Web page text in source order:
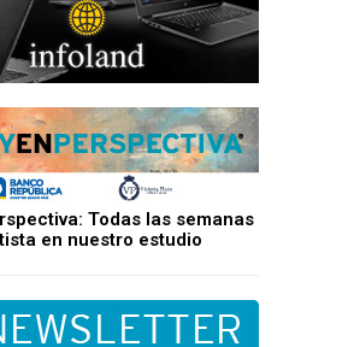
Todas las semanas
en nuestro estudio